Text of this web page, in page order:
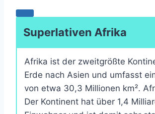
Superlativen Afrika
Afrika ist der zweitgrößte
Erde nach Asien und umfasst
von etwa 30,3 Millionen km².
Der Kontinent hat über 1,4